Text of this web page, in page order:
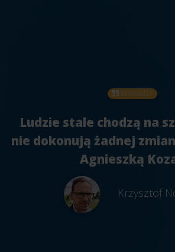
WYWIADY
Ludzie stale chodzą na
nie dokonują żadnej
Agnieszką
Krzysztof